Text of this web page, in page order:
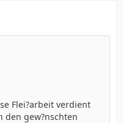
Flei?arbeit verdient
gew?nschten